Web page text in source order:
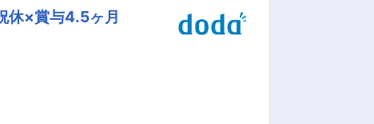
という気概の元働いています。積極的な
こそ、楽しく仕事ができる」という社
キュー、夏には家族キャンプ、社員旅
改革にも注力。お客様のご都合で休日
休×賞与4.5ヶ月